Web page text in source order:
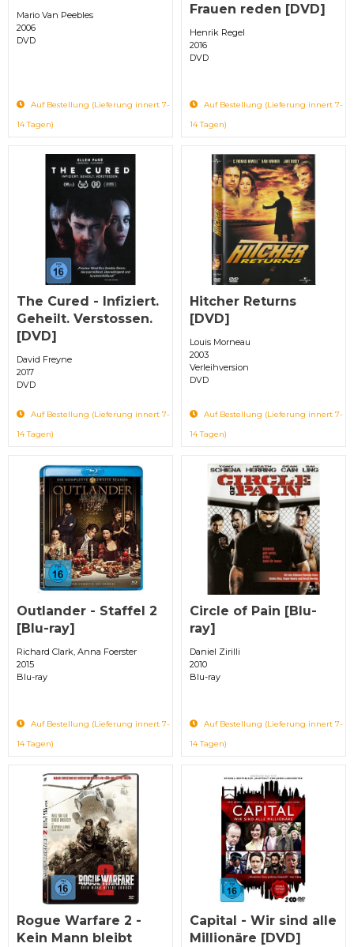
Mario Van Peebles
2006
DVD
Auf Bestellung (Lieferung innert 7-
14 Tagen)
Frauen reden [DVD]
Henrik Regel
2016
DVD
Auf Bestellung (Lieferung innert 7-
14 Tagen)
The Cured - Infiziert.
Geheilt. Verstossen.
[DVD]
David Freyne
2017
DVD
Auf Bestellung (Lieferung innert 7-
14 Tagen)
Hitcher Returns
[DVD]
Louis Morneau
2003
Verleihversion
DVD
Auf Bestellung (Lieferung innert 7-
14 Tagen)
Outlander - Staffel 2
[Blu-ray]
Richard Clark, Anna Foerster
2015
Blu-ray
Auf Bestellung (Lieferung innert 7-
14 Tagen)
Circle of Pain [Blu-
ray]
Daniel Zirilli
2010
Blu-ray
Auf Bestellung (Lieferung innert 7-
14 Tagen)
Rogue Warfare 2 -
Kein Mann bleibt
Capital - Wir sind alle
Millionäre [DVD]